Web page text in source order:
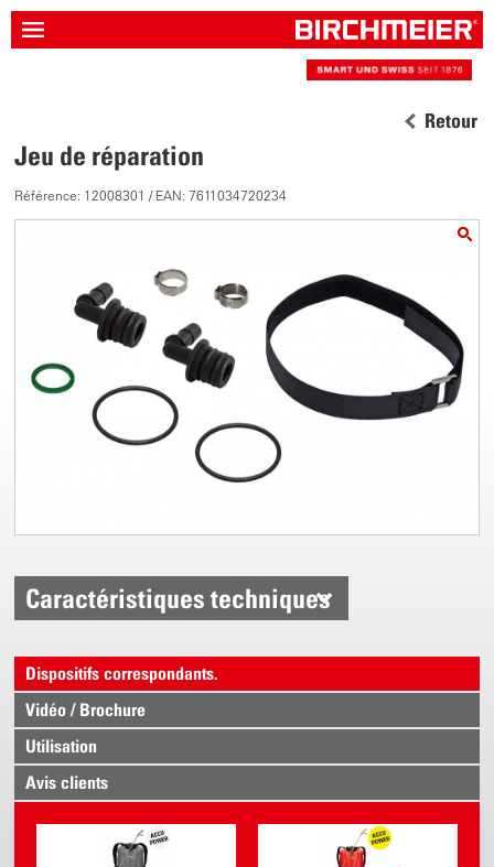
Retour
Jeu de réparation
Référence: 12008301 / EAN: 7611034720234
Caractéristiques techniques
Dispositifs correspondants.
Vidéo / Brochure
Utilisation
Avis clients